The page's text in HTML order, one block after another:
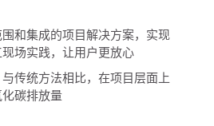
和集成的项目解决方案，实现
场实践，让用户更放心
传统方法相比，在项目层面上
碳排放量